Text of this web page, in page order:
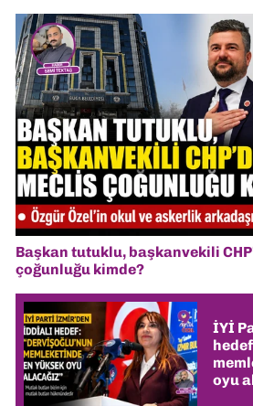
Başkan tutuklu, başkanvekili
çoğunluğu kimde?
İYİ
oyu